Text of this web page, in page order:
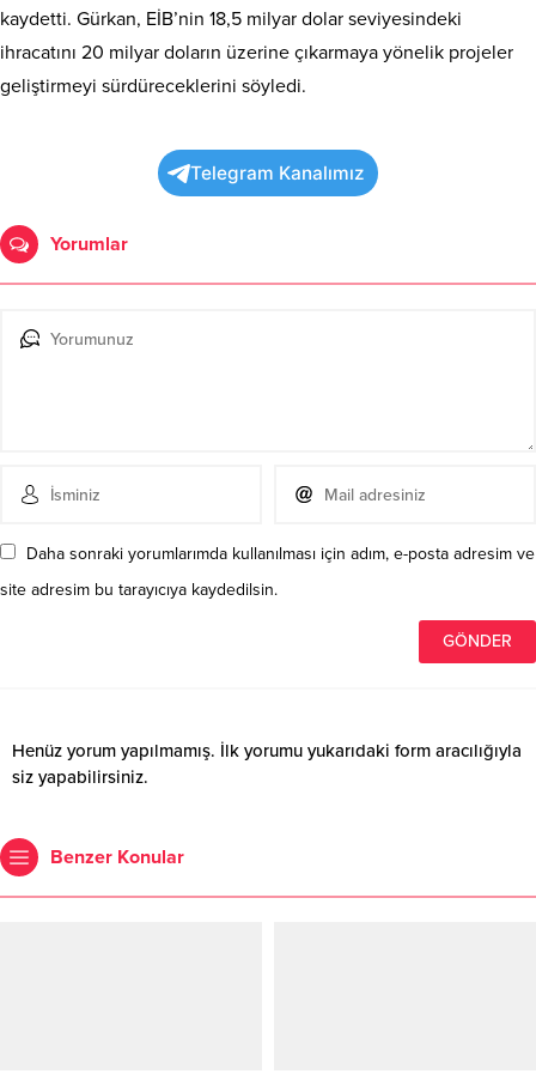
kaydetti. Gürkan, EİB’nin 18,5 milyar dolar seviyesindeki
ihracatını 20 milyar doların üzerine çıkarmaya yönelik projeler
geliştirmeyi sürdüreceklerini söyledi.
Telegram Kanalımız
Yorumlar
Daha sonraki yorumlarımda kullanılması için adım, e-posta adresim ve
site adresim bu tarayıcıya kaydedilsin.
Henüz yorum yapılmamış. İlk yorumu yukarıdaki form aracılığıyla
siz yapabilirsiniz.
Benzer Konular